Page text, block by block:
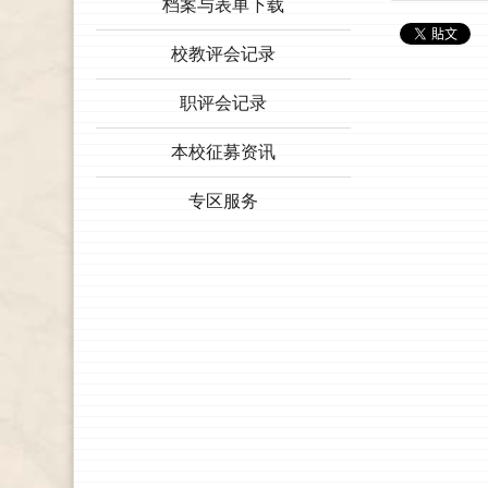
档案与表单下载
校教评会记录
职评会记录
本校征募资讯
专区服务